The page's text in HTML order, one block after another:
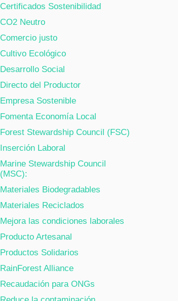
Certificados Sostenibilidad
CO2 Neutro
Comercio justo
Cultivo Ecológico
Desarrollo Social
Directo del Productor
Empresa Sostenible
Fomenta Economía Local
Forest Stewardship Council (FSC)
Inserción Laboral
Marine Stewardship Council
(MSC):
Materiales Biodegradables
Materiales Reciclados
Mejora las condiciones laborales
Producto Artesanal
Productos Solidarios
RainForest Alliance
Recaudación para ONGs